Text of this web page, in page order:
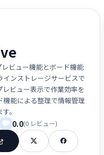
ビュー機能とボード機能
インストレージサービスで
レビュー表示で作業効率を
機能による整理で情報管理
。
0.0(0 レビュー)